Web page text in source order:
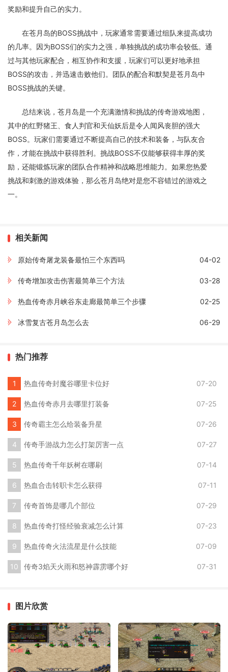
奖励和提升自己的实力。
在苍月岛的BOSS挑战中，玩家通常需要通过组队来提高成功
的几率。因为BOSS们的实力之强，单独挑战的成功率会较低。通
过与其他玩家配合，相互协作和支援，玩家们可以更好地承担
BOSS的攻击，并迅速击败他们。团队的配合和默契是苍月岛中
BOSS挑战的关键。
总结来说，苍月岛是一个充满激情和挑战的传奇游戏地图，
其中的红野猪王、食人判官和天仙妖后是令人闻风丧胆的强大
BOSS。玩家们需要通过不断提高自己的技术和装备，与队友合
作，才能在挑战中获得胜利。挑战BOSS不仅能够获得丰厚的奖
励，还能锻炼玩家的团队合作精神和战略思维能力。如果您热爱
挑战和刺激的游戏体验，那么苍月岛绝对是您不容错过的游戏之
一。
相关新闻
原始传奇屠龙装备最怕三个东西吗 04-02
传奇增加攻击伤害最简单三个方法 03-28
热血传奇赤月峡谷东走廊最简单三个步骤 02-25
冰雪复古苍月岛怎么去 06-29
热门推荐
热血传奇封魔谷哪里卡位好 07-20
热血传奇赤月去哪里打装备 07-25
传奇霸主怎么给装备升星 07-26
传奇手游战力怎么打架厉害一点 07-27
热血传奇千年妖树在哪刷 07-14
热血合击转职卡怎么获得 07-11
传奇首饰是哪几个部位 07-29
热血传奇打怪经验衰减怎么计算 07-23
热血传奇火法流星是什么技能 07-09
传奇3焰天火雨和怒神霹雳哪个好 07-31
图片欣赏